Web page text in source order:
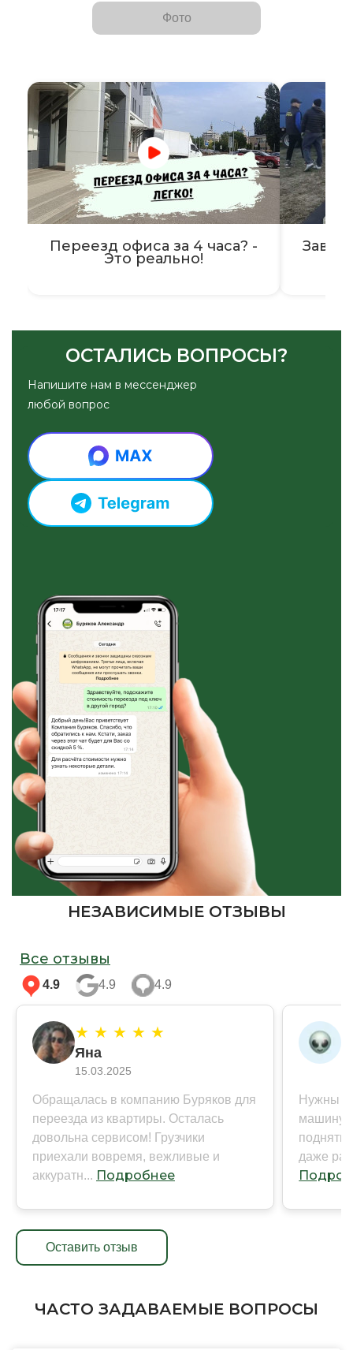
Фото
Переезд офиса за 4 часа? -
Это реально!
ОСТАЛИСЬ ВОПРОСЫ?
Напишите нам в мессенджер
любой вопрос
НЕЗАВИСИМЫЕ ОТЗЫВЫ
Все отзывы
4.9 4.9 4.9
★ ★ ★ ★ ★
Яна
15.03.2025
Обращалась в компанию Буряков для
переезда из квартиры. Осталась
довольна сервисом! Грузчики
приехали вовремя, вежливые и
аккуратн... Подробнее
Нужны
машину
поднять
даже
Оставить отзыв
ЧАСТО ЗАДАВАЕМЫЕ ВОПРОСЫ